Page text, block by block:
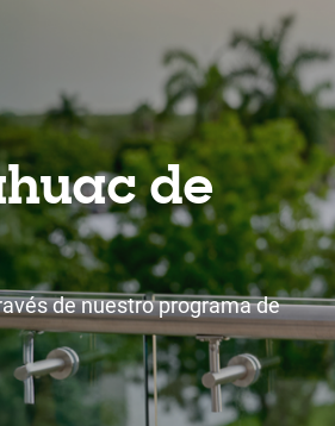
de
de nuestro programa de